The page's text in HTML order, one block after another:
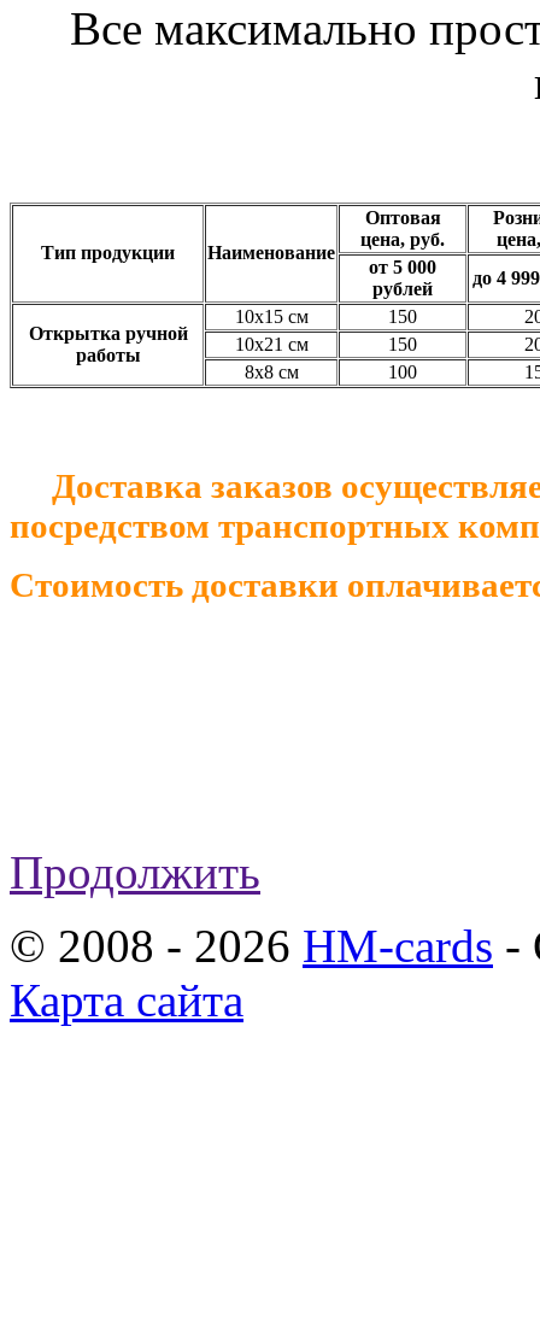
Все максимально
Тип продукции Наименование
Оптовая
цена, руб.
от 5 000
рублей
до 4
Открытка ручной
работы
10х15 см 150
10х21 см
150
8х8 см
100
Доставка заказов
посредством транспортных
Стоимость доставки
Продолжить
© 2008 - 2026 HM-cards -
Карта сайта